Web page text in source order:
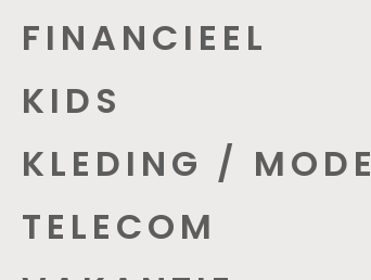
FINANCIEEL
KIDS
KLEDING / MODE
TELECOM